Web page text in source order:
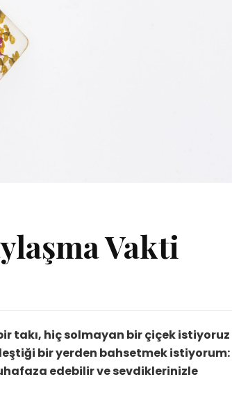
Vakti
takı, hiç solmayan bir çiçek istiyoruz
bir yerden bahsetmek istiyorum:
edebilir ve sevdiklerinizle